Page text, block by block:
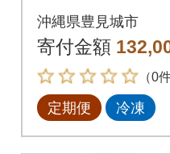
4食セット全12
沖縄県豊見城市
寄付金額
（0件
定期便 冷凍